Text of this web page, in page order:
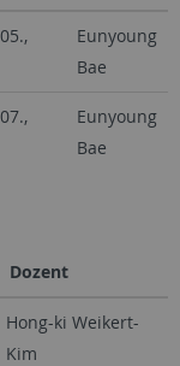
Eunyoung
Bae
Eunyoung
Bae
Dozent
Hong-ki Weikert-
Kim